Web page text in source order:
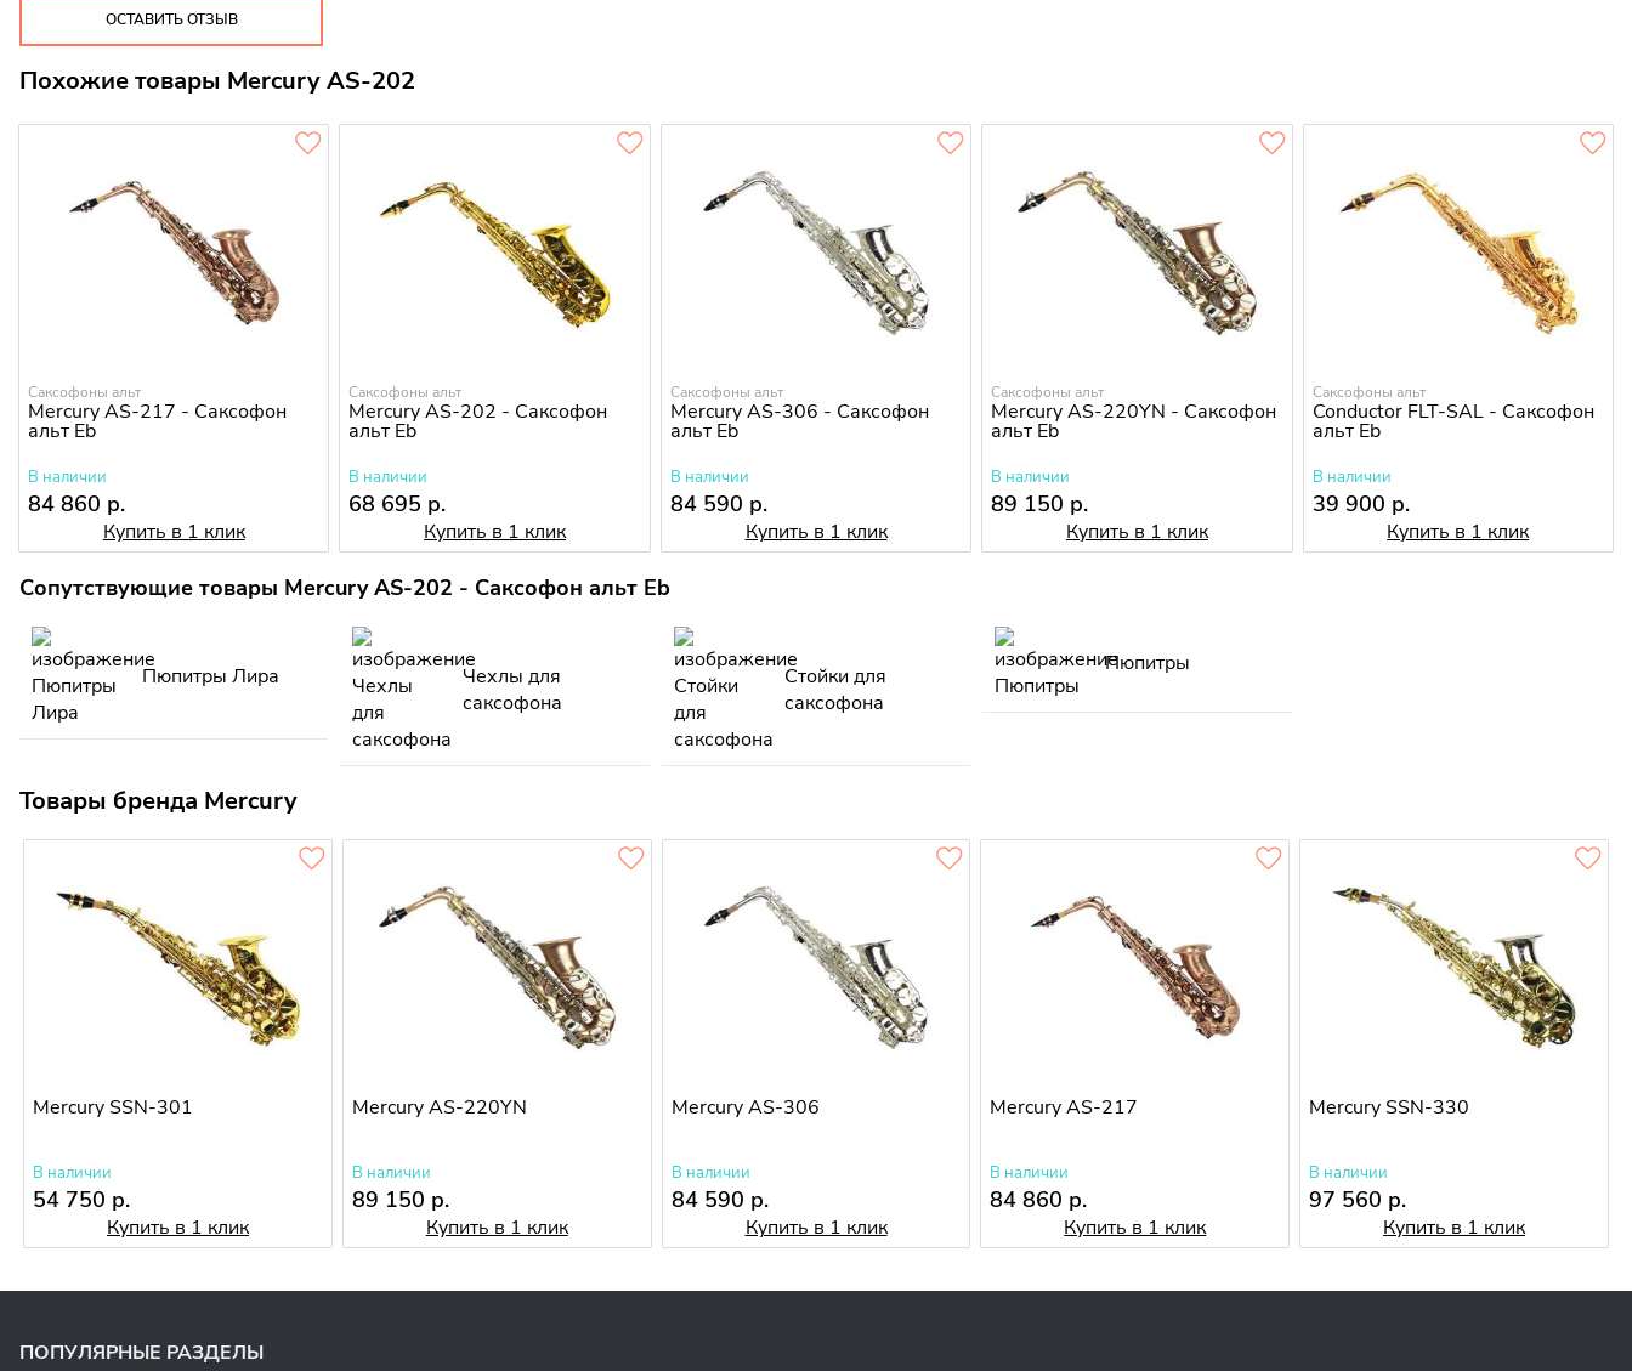
ОСТАВИТЬ ОТЗЫВ
Похожие товары Mercury AS-202
Саксофоны альт
Mercury AS-217 - Саксофон
альт Eb
В наличии
84 860 р.
Купить в 1 клик
Саксофоны альт
Mercury AS-202 - Саксофон
альт Eb
В наличии
68 695 р.
Купить в 1 клик
Саксофоны альт
Mercury AS-306 - Саксофон
альт Eb
В наличии
84 590 р.
Купить в 1 клик
Саксофоны альт
Mercury AS-220YN - Саксофон
альт Eb
В наличии
89 150 р.
Купить в 1 клик
Саксофоны альт
Conductor FLT-SAL - Саксофон
альт Eb
В наличии
39 900 р.
Купить в 1 клик
Сопутствующие товары Mercury AS-202 - Саксофон альт Eb
Пюпитры Лира
Чехлы для
саксофона
Стойки для
саксофона
Пюпитры
Товары бренда Mercury
Mercury SSN-301
В наличии
54 750 р.
Купить в 1 клик
Mercury AS-220YN
В наличии
89 150 р.
Купить в 1 клик
Mercury AS-306
В наличии
84 590 р.
Купить в 1 клик
Mercury AS-217
В наличии
84 860 р.
Купить в 1 клик
Mercury SSN-330
В наличии
97 560 р.
Купить в 1 клик
ПОПУЛЯРНЫЕ РАЗДЕЛЫ